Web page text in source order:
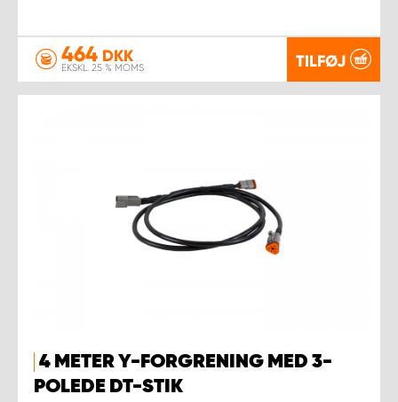
464 DKK
EKSKL. 25 % MOMS TILFØJ
4 METER Y-FORGRENING MED 3-
POLEDE DT-STIK